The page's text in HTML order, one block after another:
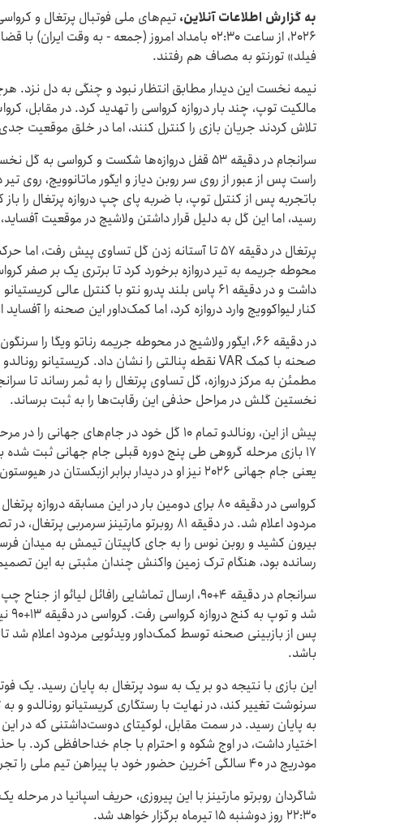
به گزارش اطلاعات آنلاین، تیم‌های ملی فوتبال پرتغال و
۲۰۲۶، از ساعت ۰۲:۳۰ بامداد امروز (جمعه - به وقت
فیلد» تورنتو به مصاف هم رفتند.
نیمه نخست این دیدار مطابق انتظار نبود و چنگی به دل نزد.
مالکیت توپ، چند بار دروازه کرواسی را تهدید کرد. در مقابل،
تلاش کردند جریان بازی را کنترل کنند، اما در خلق موقعیت
سرانجام در دقیقه ۵۳ قفل دروازه‌ها شکست و
راست پس از عبور از روی سر روبن دیاز و ایگور ماتانوویچ، روی
باتجربه پس از کنترل توپ، با ضربه پای چپ دروازه پرتغال را
رسید، اما این گل به دلیل قرار داشتن ولاشیچ در موقعیت
پرتغال در دقیقه ۵۷ تا آستانه زدن گل تساوی پیش
محوطه جریمه به تیر دروازه برخورد کرد تا برتری یک بر صفر
داشت و در دقیقه ۶۱ پاس بلند پدرو نتو با کنترل عالی
کنار لیواکوویچ وارد دروازه کرد، اما کمک‌داور این صحنه را آفساید
در دقیقه ۶۶، ایگور ولاشیچ در محوطه جریمه رناتو ویگا را
مطمئن به مرکز دروازه، گل تساوی پرتغال را به ثمر رساند تا
نخستین گلش در مراحل حذفی این رقابت‌ها را به ثبت برساند.
پیش از این، رونالدو تمام ۱۰ گل خود در جام‌های
۱۷ بازی مرحله گروهی طی پنج دوره قبلی جام جهانی ثبت
یعنی جام جهانی ۲۰۲۶ نیز او در دیدار برابر ازبکستان در هیوستون دبل کرده بود.
کرواسی در دقیقه ۸۰ برای دومین بار در این مسابقه
مردود اعلام شد. در دقیقه ۸۱ روبرتو مارتینز
بیرون کشید و روبن نوس را به جای کاپیتان تیمش به میدان
رسانده بود، هنگام ترک زمین واکنش چندان مثبتی به این
سرانجام در دقیقه ۴+۹۰، ارسال تماشایی رافائل
پس از بازبینی صحنه توسط کمک‌داور ویدئویی مردود اعلام شد
باشد.
این بازی با نتیجه دو بر یک به سود پرتغال به پایان رسید. یک
به پایان رسید. در سمت مقابل، لوکیتای دوست‌داشتنی که در این
مودریچ در ۴۰ سالگی آخرین حضور خود با پیراهن تیم ملی را تجربه کرد.
شاگردان روبرتو مارتینز با این پیروزی، حریف اسپانیا در
۲۲:۳۰ روز دوشنبه ۱۵ تیرماه برگزار خواهد شد.